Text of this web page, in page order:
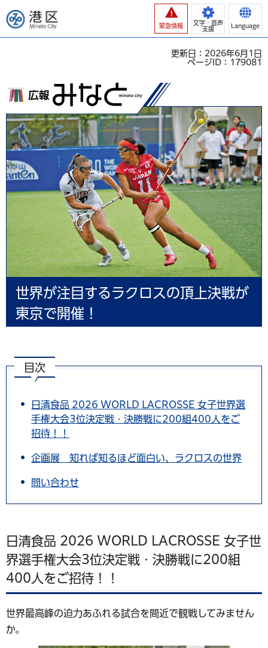
港区
緊急情報
文字・音声
支援
Language
更新日：2026年6月1日
ページID：179081
広報みなと
世界が注目するラクロスの頂上決戦が
東京で開催！
目次
日清食品 2026 WORLD LACROSSE 女子世界選
手権大会3位決定戦・決勝戦に200組400人をご
招待！！
企画展 知れば知るほど面白い、ラクロスの世界
問い合わせ
日清食品 2026 WORLD LACROSSE 女子世
界選手権大会3位決定戦・決勝戦に200組
400人をご招待！！
世界最高峰の迫力あふれる試合を間近で観戦してみません
か。